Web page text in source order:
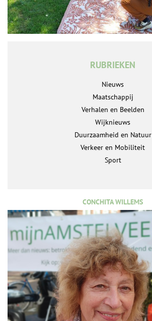
RUBRIEKEN
Nieuws
Maatschappij
Verhalen en Beelden
Wijknieuws
Duurzaamheid en Natuur
Verkeer en Mobiliteit
Sport
CONCHITA WILLEMS